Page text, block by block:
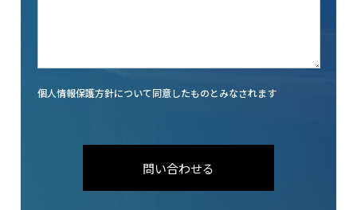
個人情報保護方針について同意したものとみなされます
問い合わせる